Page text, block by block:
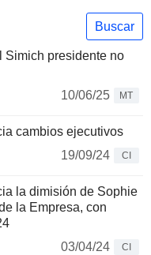
Buscar
Simich presidente no
10/06/25
MT
cambios ejecutivos
19/09/24
CI
la dimisión de Sophie
la Empresa, con
03/04/24
CI